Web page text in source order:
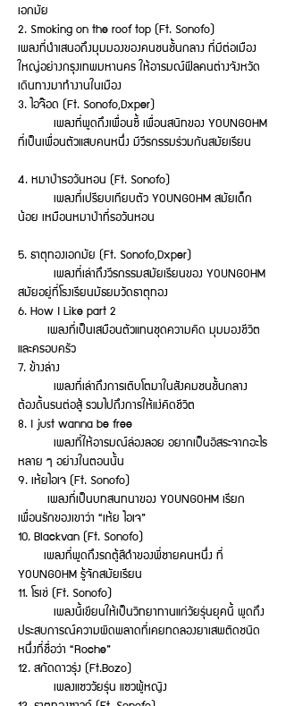
เอกมัย
2. Smoking on the roof top (Ft. Sonofo)
เพลงที่นำเสนอถึงมุมมองของคนชนชั้นกลาง ที่มีต่อเมือง
ใหญ่อย่างกรุงเทพมหานคร ให้อารมณ์ฟีลคนต่างจังหวัด
เดินทางมาทำงานในเมือง
3. ไอจ๊อด (Ft. Sonofo,Dxper)
เพลงที่พูดถึงเพื่อนซี้ เพื่อนสนิทของ YOUNGOHM
ที่เป็นเพื่อนตัวแสบคนหนึ่ง มีวีรกรรมร่วมกันสมัยเรียน
4. หมาป่ารอวันหอน (Ft. Sonofo)
เพลงที่เปรียบเทียบตัว YOUNGOHM สมัยเด็ก
น้อย เหมือนหมาป่าที่รอวันหอน
5. ธาตุทองเอกมัย (Ft. Sonofo,Dxper)
เพลงที่เล่าถึงวีรกรรมสมัยเรียนของ YOUNGOHM
สมัยอยู่ที่โรงเรียนมัธยมวัดธาตุทอง
6. How I Like part 2
เพลงที่เป็นเสมือนตัวแทนชุดความคิด มุมมองชีวิต
และครอบครัว
7. ข้างล่าง
เพลงที่เล่าถึงการเติบโตมาในสังคมชนชั้นกลาง
ต้องดิ้นรนต่อสู้ รวมไปถึงการให้แง่คิดชีวิต
8. I just wanna be free
เพลงที่ให้อารมณ์ล่องลอย อยากเป็นอิสระจากอะไร
หลาย ๆ อย่างในตอนนั้น
9. เห้ยไอเจ (Ft. Sonofo)
เพลงที่เป็นบทสนทนาของ YOUNGOHM เรียก
เพื่อนรักของเขาว่า “เห้ย ไอเจ”
10. Blackvan (Ft. Sonofo)
เพลงที่พูดถึงรถตู้สีดำของพี่ชายคนหนึ่ง ที่
YOUNGOHM รู้จักสมัยเรียน
11. โรเช่ (Ft. Sonofo)
เพลงนี้เขียนให้เป็นวิทยาทานแก่วัยรุ่นยุคนี้ พูดถึง
ประสบการณ์ความผิดพลาดที่เคยทดลองยาเสพติดชนิด
หนึ่งที่ชื่อว่า “Roche”
12. สกัดดาวรุ่ง (Ft.Bozo)
เพลงแซววัยรุ่น แซวผู้หญิง